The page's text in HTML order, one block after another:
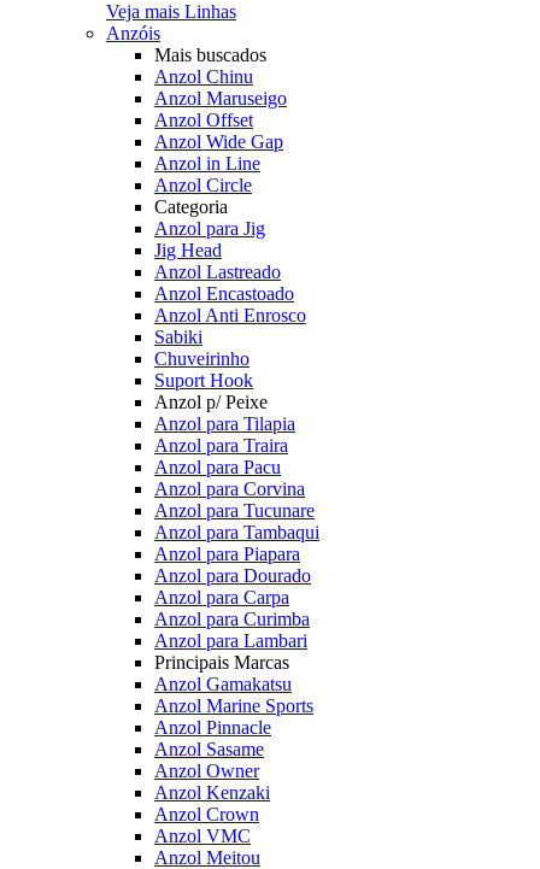
Veja mais Linhas
Anzóis
Mais buscados
Anzol Chinu
Anzol Maruseigo
Anzol Offset
Anzol Wide Gap
Anzol in Line
Anzol Circle
Categoria
Anzol para Jig
Jig Head
Anzol Lastreado
Anzol Encastoado
Anzol Anti Enrosco
Sabiki
Chuveirinho
Suport Hook
Anzol p/ Peixe
Anzol para Tilapia
Anzol para Traira
Anzol para Pacu
Anzol para Corvina
Anzol para Tucunare
Anzol para Tambaqui
Anzol para Piapara
Anzol para Dourado
Anzol para Carpa
Anzol para Curimba
Anzol para Lambari
Principais Marcas
Anzol Gamakatsu
Anzol Marine Sports
Anzol Pinnacle
Anzol Sasame
Anzol Owner
Anzol Kenzaki
Anzol Crown
Anzol VMC
Anzol Meitou